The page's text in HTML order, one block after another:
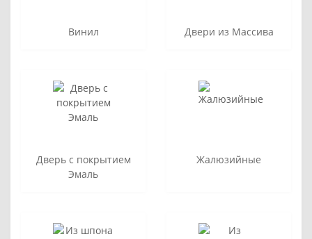
Винил Двери из Массива
Дверь с покрытием
Эмаль
Жалюзийные